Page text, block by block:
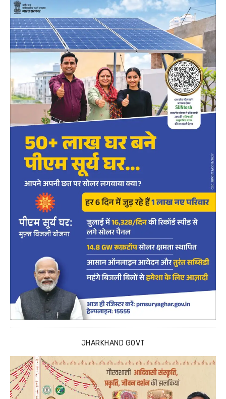
JHARKHAND GOVT